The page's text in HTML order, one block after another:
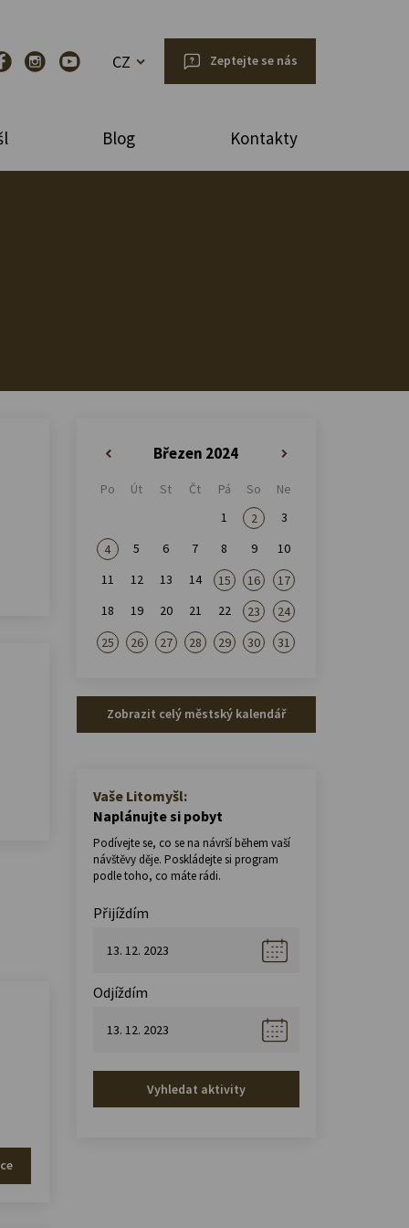
CZ Zeptejte se nás
Blog Kontakty
Březen 2024»
Po Út St Čt Pá So
Ne
1
2
3
4
5 6 7 8 9
10
11
12 13 14 15 16
17
18
19 20 21 22 23
24
25
26 27 28 29 30 31
Zobrazit celý městský kalendář
Vaše Litomyšl:
Naplánujte si pobyt
Podívejte se, co se na návrší během vaší
návštěvy děje. Poskládejte si program
podle toho, co máte rádi.
Přijíždím
Odjíždím
Vyhledat aktivity